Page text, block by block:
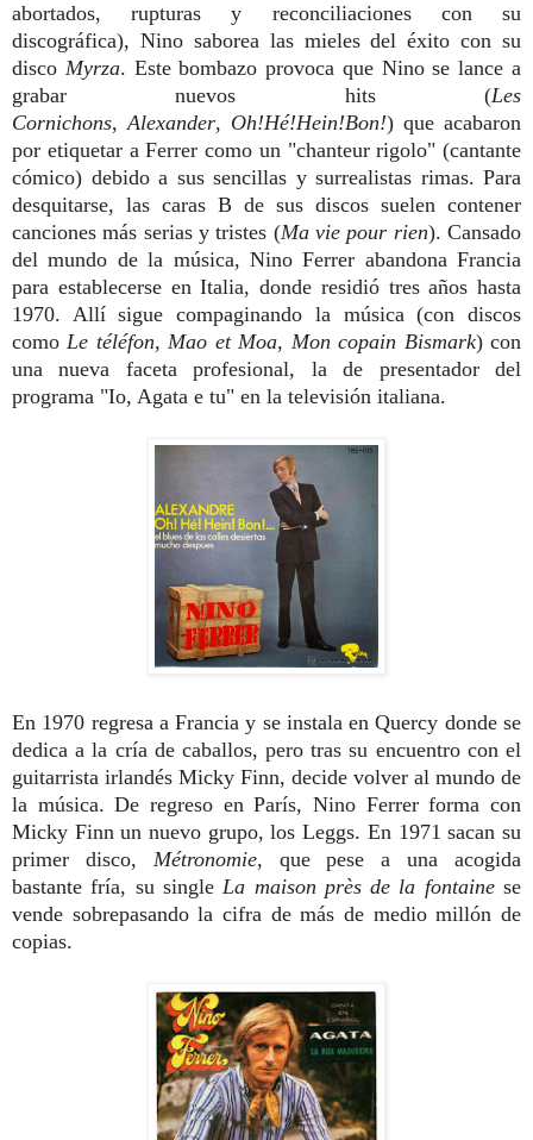
abortados, rupturas y reconciliaciones con su
discográfica), Nino saborea las mieles del éxito con su
disco Myrza. Este bombazo provoca que Nino se lance a
grabar nuevos hits (Les
Cornichons, Alexander, Oh!Hé!Hein!Bon!) que acabaron
por etiquetar a Ferrer como un "chanteur rigolo" (cantante
cómico) debido a sus sencillas y surrealistas rimas. Para
desquitarse, las caras B de sus discos suelen contener
canciones más serias y tristes (Ma vie pour rien). Cansado
del mundo de la música, Nino Ferrer abandona Francia
para establecerse en Italia, donde residió tres años hasta
1970. Allí sigue compaginando la música (con discos
como Le téléfon, Mao et Moa, Mon copain Bismark) con
una nueva faceta profesional, la de presentador del
programa "Io, Agata e tu" en la televisión italiana.
En 1970 regresa a Francia y se instala en Quercy donde se
dedica a la cría de caballos, pero tras su encuentro con el
guitarrista irlandés Micky Finn, decide volver al mundo de
la música. De regreso en París, Nino Ferrer forma con
Micky Finn un nuevo grupo, los Leggs. En 1971 sacan su
primer disco, Métronomie, que pese a una acogida
bastante fría, su single La maison près de la fontainese
vende sobrepasando la cifra de más de medio millón de
copias.